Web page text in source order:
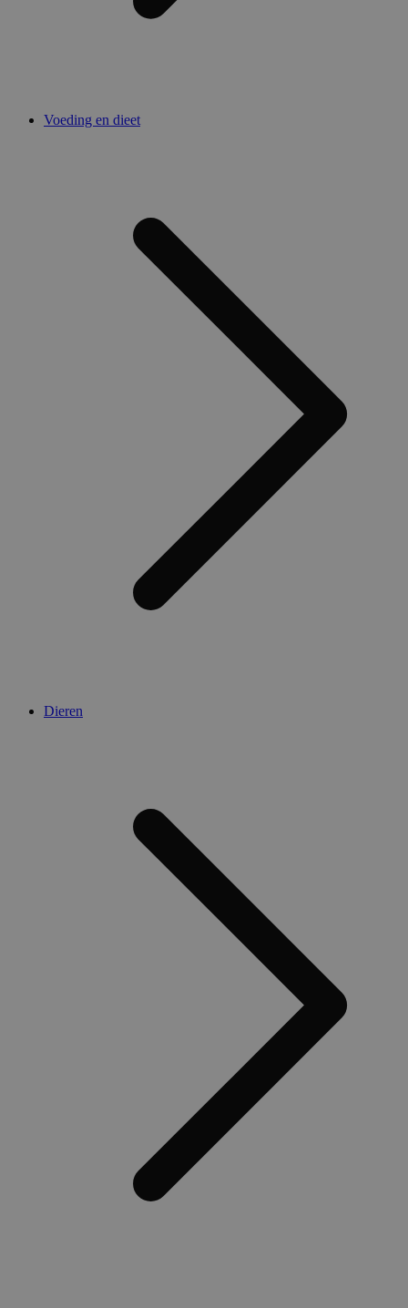
Voeding en dieet
Dieren